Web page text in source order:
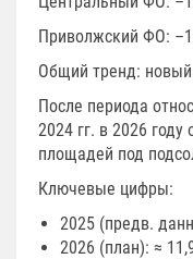
Приволжский ФО:
Общий тренд:
После периода
2024 гг. в 2026
площадей под
Ключевые цифры:
2025 (предв.
2026 (план): ≈